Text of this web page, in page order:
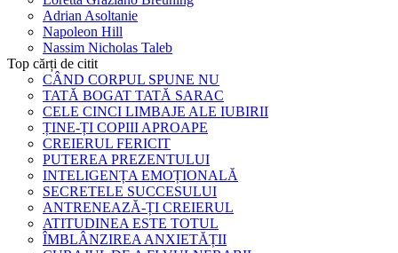
Adrian Asoltanie
Napoleon Hill
Nassim Nicholas Taleb
Top cărți de citit
CÂND CORPUL SPUNE NU
TATĂ BOGAT TATĂ SARAC
CELE CINCI LIMBAJE ALE IUBIRII
ȚINE-ȚI COPIII APROAPE
CREIERUL FERICIT
PUTEREA PREZENTULUI
INTELIGENȚA EMOȚIONALĂ
SECRETELE SUCCESULUI
ANTRENEAZĂ-ȚI CREIERUL
ATITUDINEA ESTE TOTUL
ÎMBLÂNZIREA ANXIETĂȚII